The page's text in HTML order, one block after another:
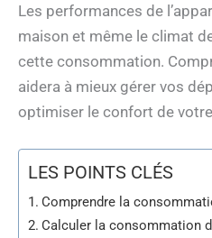
Les performances de
maison et même le climat
cette consommation.
aidera à mieux gérer vos
optimiser le confort de
LES POINTS CLÉS
Comprendre la
Calculer la consommation